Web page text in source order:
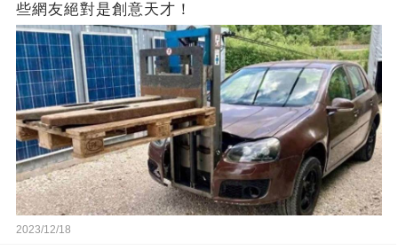
些網友絕對是創意天才！
2023/12/18